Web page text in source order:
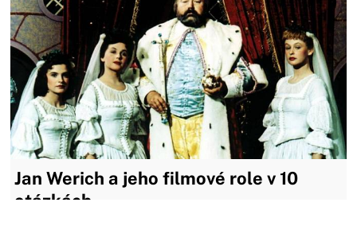
Jan Werich a jeho filmové role v 10
otázkách